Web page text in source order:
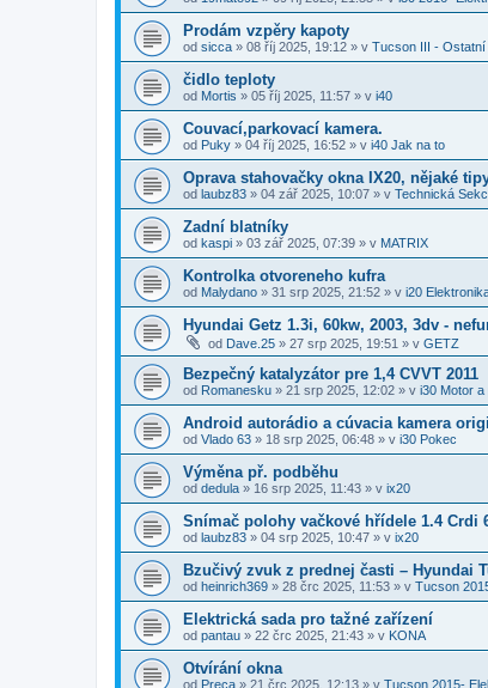
Prodám vzpěry kapoty
od sicca » 08 říj 2025, 19:12 » v Tucson III - Ostatní
čidlo teploty
od Mortis » 05 říj 2025, 11:57 » v i40
Couvací,parkovací kamera.
od Puky » 04 říj 2025, 16:52 » v i40 Jak na to
Oprava stahovačky okna IX20, nějaké
od laubz83 » 04 zář 2025, 10:07 » v Technická
Zadní blatníky
od kaspi » 03 zář 2025, 07:39 » v MATRIX
Kontrolka otvoreneho kufra
od Malydano » 31 srp 2025, 21:52 » v i20
Hyundai Getz 1.3i, 60kw, 2003, 3dv -
od Dave.25 » 27 srp 2025, 19:51 » v GETZ
Bezpečný katalyzátor pre 1,4 CVVT 2011
od Romanesku » 21 srp 2025, 12:02 » v i30 Motor
Android autorádio a cúvacia kamera
od Vlado 63 » 18 srp 2025, 06:48 » v i30 Pokec
Výměna př. podběhu
od dedula » 16 srp 2025, 11:43 » v ix20
Snímač polohy vačkové hřídele 1.4 Crdi
od laubz83 » 04 srp 2025, 10:47 » v ix20
Bzučivý zvuk z prednej časti – Hyundai
od heinrich369 » 28 črc 2025, 11:53 » v Tucson
Elektrická sada pro tažné zařízení
od pantau » 22 črc 2025, 21:43 » v KONA
Otvírání okna
od Preca » 21 črc 2025, 12:13 » v Tucson 2015-